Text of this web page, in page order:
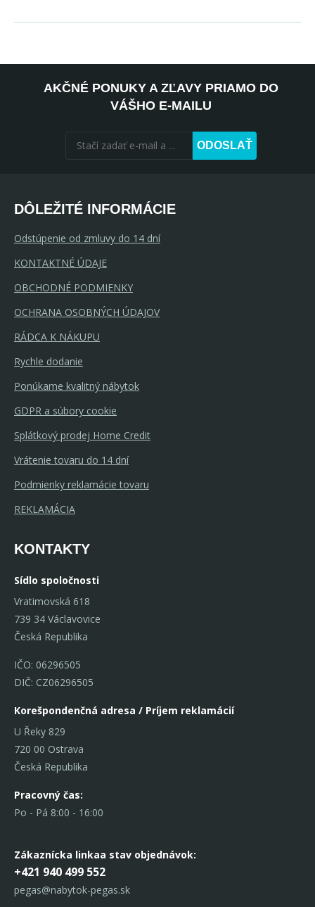
AKČNÉ PONUKY A ZĽAVY PRIAMO DO
VÁŠHO E-MAILU
ODOSLAŤ
DÔLEŽITÉ INFORMÁCIE
Odstúpenie od zmluvy do 14 dní
KONTAKTNÉ ÚDAJE
OBCHODNÉ PODMIENKY
OCHRANA OSOBNÝCH ÚDAJOV
RÁDCA K NÁKUPU
Rychle dodanie
Ponúkame kvalitný nábytok
GDPR a súbory cookie
Splátkový prodej Home Credit
Vrátenie tovaru do 14 dní
Podmienky reklamácie tovaru
REKLAMÁCIA
KONTAKTY
Sídlo spoločnosti
Vratimovská 618
739 34 Václavovice
Česká Republika
IČO: 06296505
DIČ: CZ06296505
Korešpondenčná adresa / Príjem reklamácií
U Řeky 829
720 00 Ostrava
Česká Republika
Pracovný čas:
Po - Pá 8:00 - 16:00
Zákaznícka linkaa stav objednávok:
+421 940 499 552
pegas@nabytok-pegas.sk